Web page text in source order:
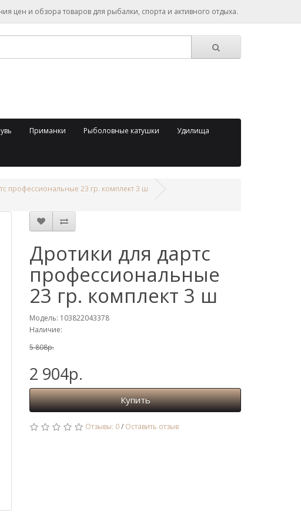
цен и обзора товаров для рыбалки, спорта и активного отдыха.
Приманки Рыболовные катушки Удилища
профессиональные 23 гр. комплект 3 ш
Дротики для дартс
профессиональные
23 гр. комплект 3 ш
Модель: 103822043378
Наличие:
5 808р.
2 904р.
Купить
Отзывы: 0/ Оставить отзыв